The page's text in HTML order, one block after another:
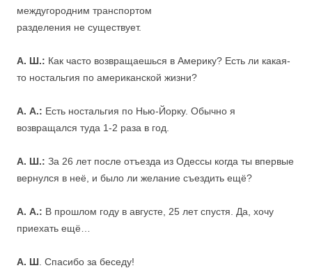
междугородним транспортом
разделения не существует.
А. Ш.: Как часто возвращаешься в Америку? Есть ли какая-
то ностальгия по американской жизни?
А. А.: Есть ностальгия по Нью-Йорку. Обычно я
возвращался туда 1-2 раза в год.
А. Ш.: За 26 лет после отъезда из Одессы когда ты впервые
вернулся в неё, и было ли желание съездить ещё?
А. А.: В прошлом году в августе, 25 лет спустя. Да, хочу
приехать ещё…
А. Ш . Спасибо за беседу!